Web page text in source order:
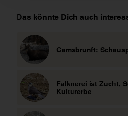
Das könnte Dich auch
Gamsbrunft:
Falknerei ist Zucht,
Kulturerbe